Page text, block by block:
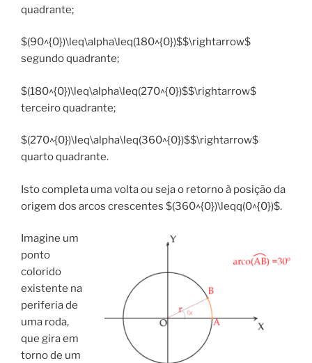
quadrante;
$(90^{0})\leq\alpha\leq(180^{0})$$\rightarrow$
segundo quadrante;
$(180^{0})\leq\alpha\leq(270^{0})$$\rightarrow$
terceiro quadrante;
$(270^{0})\leq\alpha\leq(360^{0})$$\rightarrow$
quarto quadrante.
Isto completa uma volta ou seja o retorno à posição da
origem dos arcos crescentes $(360^{0})\leqq(0^{0})$.
Imagine um
ponto
colorido
existente na
periferia de
uma roda,
que gira em
torno de um